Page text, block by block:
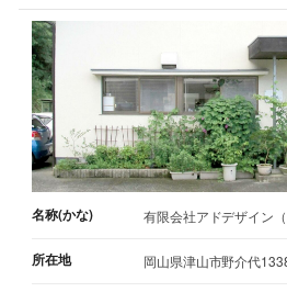
名称(かな) 有限会社アドデザイン（
所在地 岡山県津山市野介代